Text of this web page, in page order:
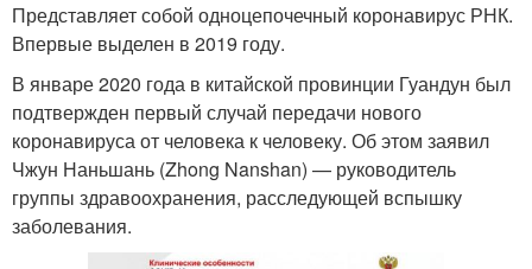
Представляет собой одноцепочечный коронавирус РНК.
Впервые выделен в 2019 году.
В январе 2020 года в китайской провинции Гуандун был
подтвержден первый случай передачи нового
коронавируса от человека к человеку. Об этом заявил
Чжун Наньшань (Zhong Nanshan) — руководитель
группы здравоохранения, расследующей вспышку
заболевания.